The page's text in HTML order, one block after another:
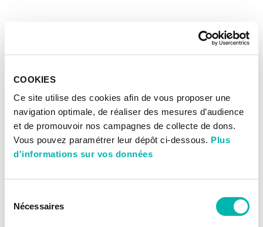
COOKIES
Ce site utilise des cookies afin de vous proposer une
navigation optimale, de réaliser des mesures d’audience
et de promouvoir nos campagnes de collecte de dons.
Vous pouvez paramétrer leur dépôt ci-dessous. Plus
d'informations sur vos données
Nécessaires